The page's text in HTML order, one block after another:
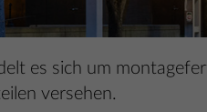
es sich um
versehen.